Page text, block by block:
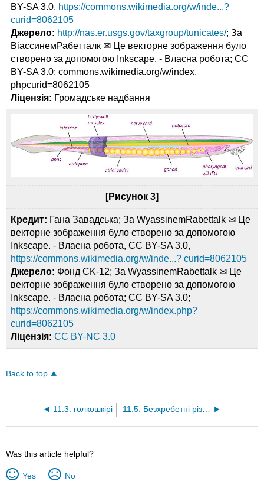
BY-SA 3.0, https://commons.wikimedia.org/w/inde...?
curid=8062105
Джерело: http://nas.er.usgs.gov/taxgroup/tunicates/; За
ВіассинемРабетталк ✉ Це векторне зображення було
створено за допомогою Inkscape. - Власна робота; CC
BY-SA 3.0; commons.wikimedia.org/w/index.
phpcurid=8062105
Ліцензія: Громадське надбання
[Рисунок 3]
Кредит: Гана Завадська; За WyassinemRabettalk ✉ Це
векторне зображення було створено за допомогою
Inkscape. - Власна робота, CC BY-SA 3.0,
https://commons.wikimedia.org/w/inde...? curid=8062105
Джерело: Фонд CK-12; За WyassinemRabettalk ✉ Це
векторне зображення було створено за допомогою
Inkscape. - Власна робота; CC BY-SA 3.0;
https://commons.wikimedia.org/w/index.php?
curid=8062105
Ліцензія: CC BY-NC 3.0
Back to top
11.3: голкошкірі 11.5: Безхребетні різноманітність
Was this article helpful?
Yes No